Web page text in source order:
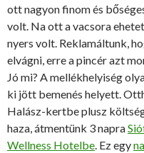
ott nagyon finom és
volt. Na ott a vacsora
nyers volt. Reklamáltunk,
elvágni, erre a pincér azt
Jó mi? A mellékhelyiség
ki jött bemenés helyett.
Halász-kertbe plusz
haza, átmentünk 3 napra
Wellness Hotelbe. Ez egy